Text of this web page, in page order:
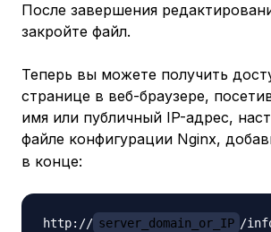
После завершения
закройте файл.
Теперь вы можете получить
странице в веб-браузере,
имя или публичный IP-адрес,
файле конфигурации Nginx,
в конце:
http:// server_domain_or_IP